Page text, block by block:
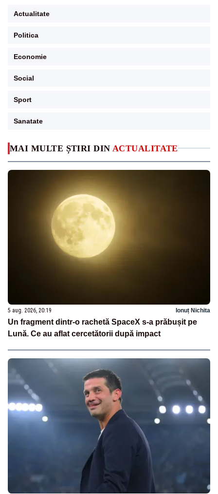
MAI MULTE ȘTIRI DIN ACTUALITATE
5 aug. 2026, 20:19 Ionuț Nichita
Un fragment dintr-o rachetă SpaceX s-a prăbușit pe
Lună. Ce au aflat cercetătorii după impact
Actualitate
Politica
Economie
Social
Sport
Sanatate